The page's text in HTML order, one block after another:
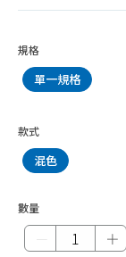
規格
單一規格
款式
混色
數量
＋